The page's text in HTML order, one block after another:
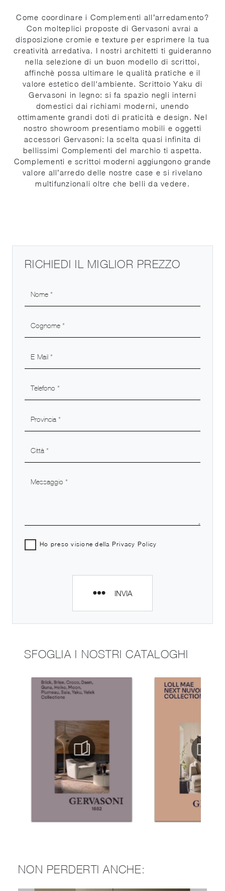
Come coordinare i Complementi all’arredamento?
Con molteplici proposte di Gervasoni avrai a
disposizione cromie e texture per esprimere la tua
creatività arredativa. I nostri architetti ti guideranno
nella selezione di un buon modello di scrittoi,
affinchè possa ultimare le qualità pratiche e il
valore estetico dell'ambiente. Scrittoio Yaku di
Gervasoni in legno: si fa spazio negli interni
domestici dai richiami moderni, unendo
ottimamente grandi doti di praticità e design. Nel
nostro showroom presentiamo mobili e oggetti
accessori Gervasoni: la scelta quasi infinita di
bellissimi Complementi del marchio ti aspetta.
Complementi e scrittoi moderni aggiungono grande
valore all’arredo delle nostre case e si rivelano
multifunzionali oltre che belli da vedere.
RICHIEDI IL MIGLIOR PREZZO
Ho preso visione della Privacy Policy
INVIA
SFOGLIA I NOSTRI CATALOGHI
NON PERDERTI ANCHE: